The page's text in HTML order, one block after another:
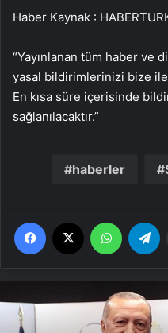
Haber Kaynak :
“Yayınlanan tüm haber ve
yasal bildirimlerinizi bize
En kısa süre içerisinde
sağlanılacaktır.”
haberler
Facebook WhatsApp